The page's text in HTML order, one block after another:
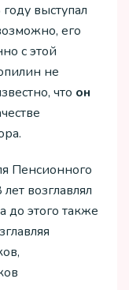
выступал
его
с этой
не
что он
Пенсионного
возглавлял
до этого также